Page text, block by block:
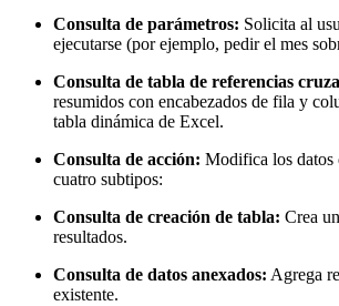
Consulta de parámetros: Solicita al
ejecutarse (por ejemplo, pedir el mes
Consulta de tabla de referencias
resumidos con encabezados de fila y
tabla dinámica de Excel.
Consulta de acción: Modifica los datos
cuatro subtipos:
Consulta de creación de tabla: Crea
resultados.
Consulta de datos anexados: Agrega
existente.